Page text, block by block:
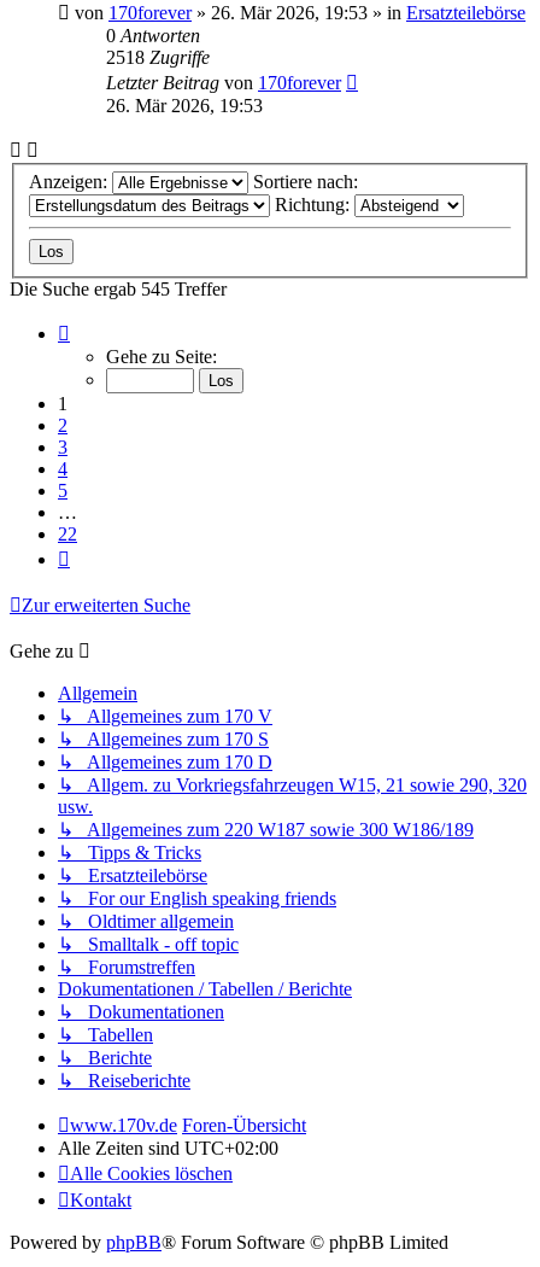
von 170forever» 26. Mär 2026, 19:53 » in Ersatzteilebörse
0 Antworten
2518 Zugriffe
Letzter Beitrag von 170forever
26. Mär 2026, 19:53
Anzeigen:
Sortiere nach:
Richtung:
Die Suche ergab 545 Treffer
von
Gehe zu Seite:
1
2
3
4
5
…
22
Zur erweiterten Suche
Gehe zu
Allgemein
↳ Allgemeines zum 170 V
↳ Allgemeines zum 170 S
↳ Allgemeines zum 170 D
↳ Allgem. zu Vorkriegsfahrzeugen W15, 21 sowie 290, 320
usw.
↳ Allgemeines zum 220 W187 sowie 300 W186/189
↳ Tipps & Tricks
↳ Ersatzteilebörse
↳ For our English speaking friends
↳ Oldtimer allgemein
↳ Smalltalk - off topic
↳ Forumstreffen
Dokumentationen / Tabellen / Berichte
↳ Dokumentationen
↳ Tabellen
↳ Berichte
↳ Reiseberichte
www.170v.de Foren-Übersicht
Alle Zeiten sind UTC+02:00
Alle Cookies löschen
Kontakt
Powered by phpBB® Forum Software © phpBB Limited